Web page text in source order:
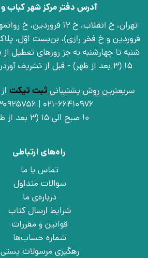
آدرس دفتر مرکز شهر کباب
15 (3 بعد از ظهر) - قبل از تشریف آوردن تماس بگیرید
سریعترین روش پشتیبانی ثبت تیکت
021-66410976 | 09030925756
10 صبح الی 15 (3 بعد از ظهر)
راه‌های ارتباطی
تماس با ما
سوالات متداول
درباره‌ی ما
شرایط ارسال کتاب
قوانین و مقررات
شماره حساب‌ها
رهگیری مرسولات پستی